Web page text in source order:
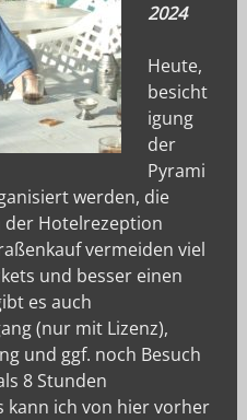
2024
Heute,
besicht
igung
der
Pyrami
werden, die
der Hotelrezeption
vermeiden viel
und besser einen
es auch
(nur mit Lizenz),
und ggf. noch Besuch
8 Stunden
kann ich von hier vorher